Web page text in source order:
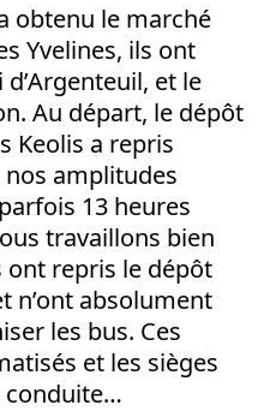
obtenu le marché
Yvelines, ils ont
et le
Au départ, le dépôt
Keolis a repris
nos amplitudes
13 heures
travaillons bien
ont repris le dépôt
n’ont absolument
les bus. Ces
et les sièges
conduite…